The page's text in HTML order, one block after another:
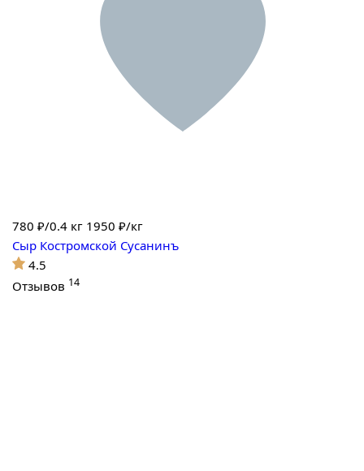
780 ₽/0.4 кг 1950 ₽/кг
Сыр Костромской Сусанинъ
4.5
Отзывов 14